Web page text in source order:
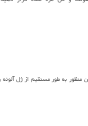
منظور به طور مستقیم از ژل آلوئه